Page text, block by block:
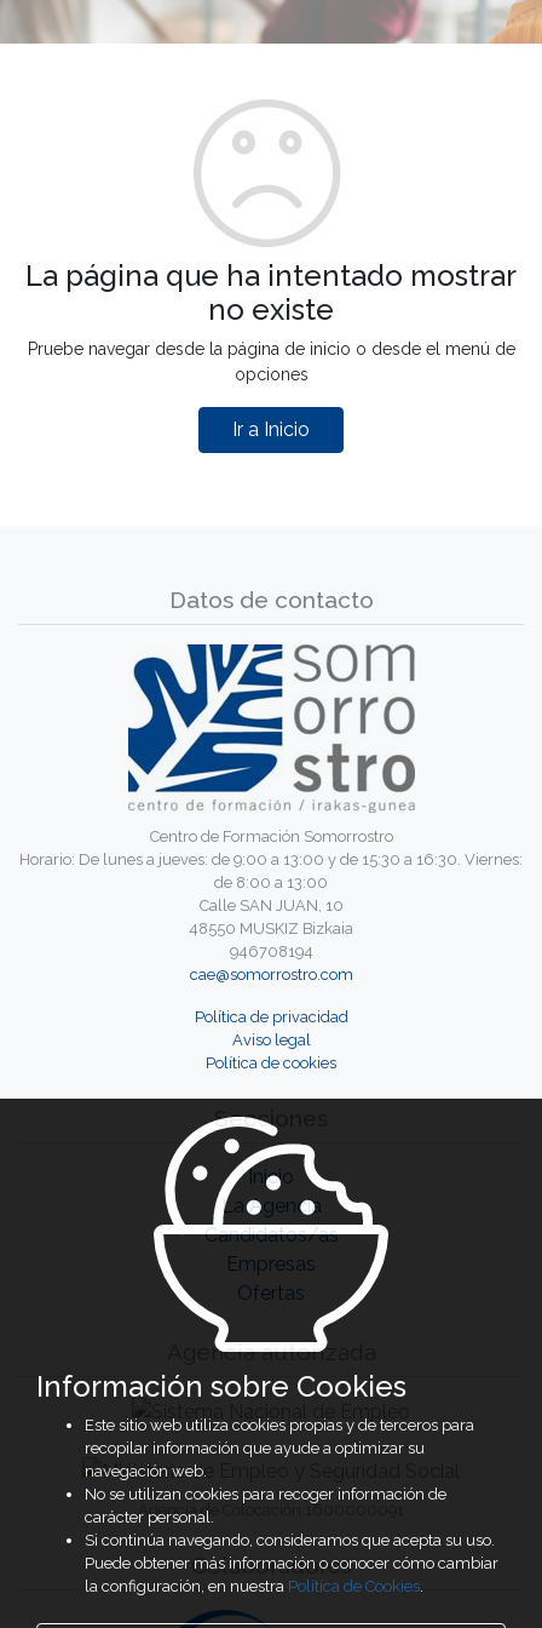
La página que ha intentado mostrar
no existe
Pruebe navegar desde la página de inicio o desde el menú de
opciones
Ir a Inicio
Datos de contacto
Centro de Formación Somorrostro
Horario: De lunes a jueves: de 9:00 a 13:00 y de 15:30 a 16:30. Viernes:
de 8:00 a 13:00
Calle SAN JUAN, 10
48550 MUSKIZ Bizkaia
946708194
cae@somorrostro.com
Política de privacidad
Aviso legal
Política de cookies
Secciones
Inicio
La Agencia
Candidatos/as
Empresas
Ofertas
Agencia autorizada
Agencia de Colocación 1600000091
Colaboradores
Información sobre Cookies
Este sitio web utiliza cookies propias y de terceros para
recopilar información que ayude a optimizar su
navegación web.
No se utilizan cookies para recoger información de
carácter personal.
Si continúa navegando, consideramos que acepta su uso.
Puede obtener más información o conocer cómo cambiar
la configuración, en nuestra Política de Cookies.